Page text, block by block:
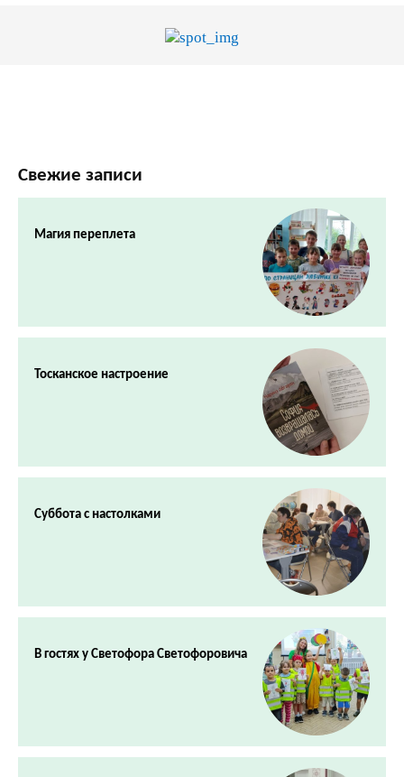
Свежие записи
Магия переплета
Тосканское настроение
Суббота с настолками
В гостях у Светофора Светофоровича